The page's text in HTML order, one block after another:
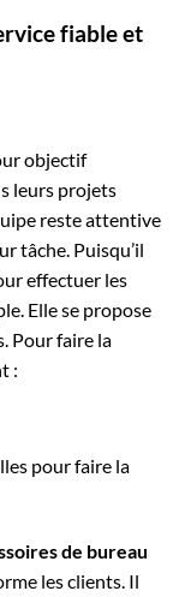
fiable et
objectif
leurs projets
reste attentive
tâche. Puisqu’il
effectuer les
Elle se propose
Pour faire la
:
pour faire la
de bureau
les clients. Il